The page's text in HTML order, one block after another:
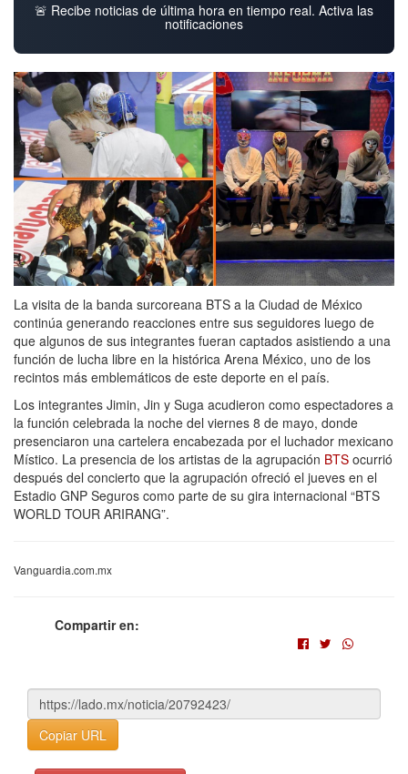
🚨 Recibe noticias de última hora en tiempo real. Activa las
notificaciones
La visita de la banda surcoreana BTS a la Ciudad de México
continúa generando reacciones entre sus seguidores luego de
que algunos de sus integrantes fueran captados asistiendo a una
función de lucha libre en la histórica Arena México, uno de los
recintos más emblemáticos de este deporte en el país.
Los integrantes Jimin, Jin y Suga acudieron como espectadores a
la función celebrada la noche del viernes 8 de mayo, donde
presenciaron una cartelera encabezada por el luchador mexicano
Místico. La presencia de los artistas de la agrupación BTS ocurrió
después del concierto que la agrupación ofreció el jueves en el
Estadio GNP Seguros como parte de su gira internacional “BTS
WORLD TOUR ARIRANG”.
Vanguardia.com.mx
Compartir en:
Copiar URL